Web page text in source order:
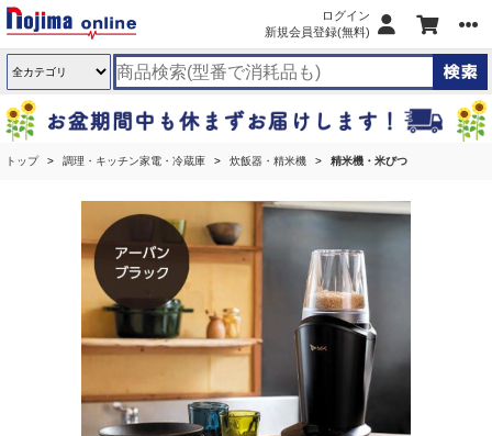
ログイン
新規会員登録(無料)
トップ 調理・キッチン家電・冷蔵庫 炊飯器・精米機 精米機・米びつ